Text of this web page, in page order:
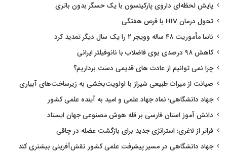
پایش لحظه‌ای داروی پارکینسون با یک حسگر بدون باتری
تحول درمان HIV با قرص هفتگی
ناسا مأموریت ۴۸ ساله وویجر ۲ را یک سال دیگر تمدید کرد
کاهش ۹۸ درصدی بوی فاضلاب با نانوفیلتر ایرانی
چرا نمی توانیم از عادت های قدیمی دست برداریم؟
صیانت از میراث طبیعی شیراز با اولویت‌بخشی به زیرساخت‌های آبیاری
جهاد دانشگاهی؛ نماد جهاد علمی و امید به آینده علمی کشور
دانش آموز استان فارسی بر قله هوش مصنوعی جهان ایستاد
فراتر از لاغری؛ استراتژی جدید برای بازگشت عضله در چاقی
جهاد دانشگاهی در مسیر پیشرفت علمی کشور نقش‌آفرینی بیشتری کند